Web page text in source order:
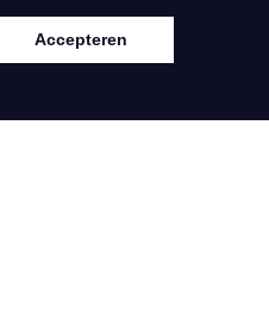
Accepteren